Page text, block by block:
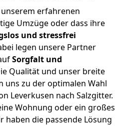
erfahrenen
Umzüge oder dass ihre
und stressfrei
legen unsere Partner
Sorgfalt und
Qualität und unser breite
uns zu der optimalen Wahl
Leverkusen nach Salzgitter.
Wohnung oder ein großes
haben die passende Lösung